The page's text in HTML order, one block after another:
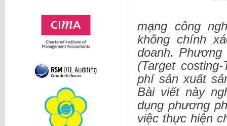
mạng công
không chính
doanh.
(Target
phí sản xuất
Bài viết này
dụng phương
việc thực hiện